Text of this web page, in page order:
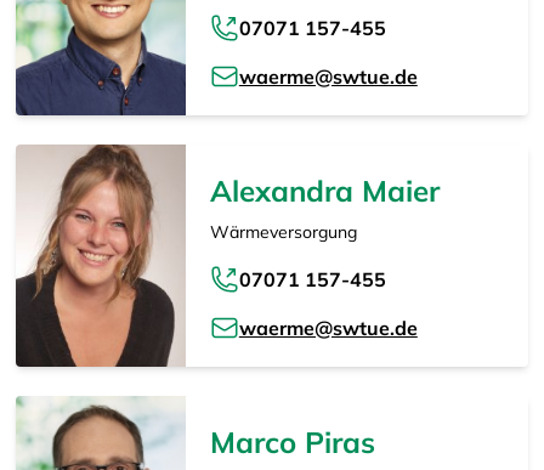
07071 157-455
waerme@swtue.de
Alexandra Maier
Wärmeversorgung
07071 157-455
waerme@swtue.de
Marco Piras